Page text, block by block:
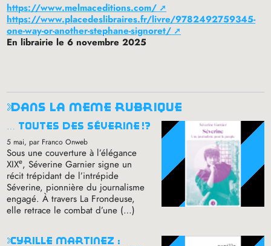
https://www.melmaceditions.com/
https://www.placedeslibraires.fr/livre/9782492759345-
one-way-or-another-stephane-signoret/
En librairie le 6 novembre 2025
dans la même rubrique
… toutes des séverine !?
5 mai, par Franco Onweb
Sous une couverture à l’élégance
XIXe, Séverine Garnier signe un
récit trépidant de l’intrépide
Séverine, pionnière du journalisme
engagé. À travers La Frondeuse,
elle retrace le combat d’une (…)
cyrille martinez :